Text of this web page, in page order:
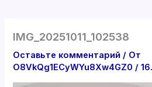
IMG_20251011_102538
Оставьте комментарий / От
O8VkQg1ECyWYu8Xw4GZ0 /